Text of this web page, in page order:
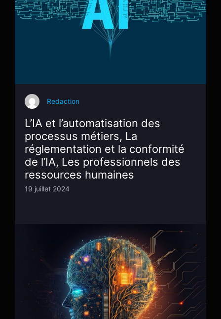
Redaction
L’IA et l’automatisation des
processus métiers, La
réglementation et la conformité
de l’IA, Les professionnels des
ressources humaines
19 juillet 2024